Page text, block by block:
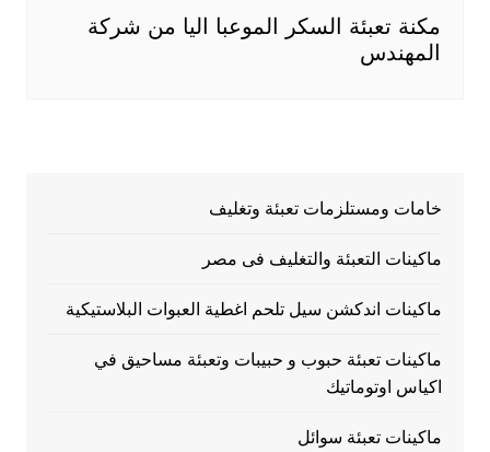
مكنة تعبئة السكر الموعبا اليا من شركة
المهندس
خامات ومستلزمات تعبئة وتغليف
ماكينات التعبئة والتغليف فى مصر
ماكينات اندكشن سيل تلحم اغطية العبوات البلاستيكية
ماكينات تعبئة حبوب و حبيبات وتعبئة مساحيق في
اكياس اوتوماتيك
ماكينات تعبئة سوائل